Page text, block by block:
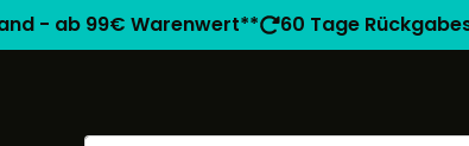
- ab 99€ Warenwert** 60 Tage